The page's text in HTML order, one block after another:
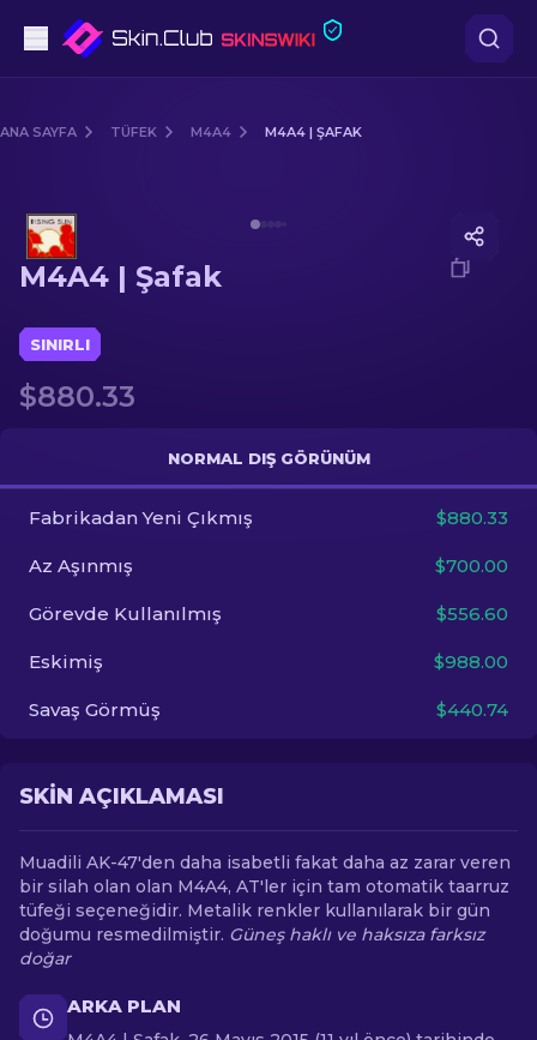
Tüfek
Dürbünlü Tüfek
Bıçaklar
Eldiven
Diğer
ANA SAYFA TÜFEK M4A4 M4A4 | ŞAFAK
M4A4 | Şafak
SINIRLI
$880.33
NORMAL DIŞ GÖRÜNÜM
Fabrikadan Yeni Çıkmış $880.33
Az Aşınmış $700.00
Görevde Kullanılmış $556.60
Eskimiş $988.00
Savaş Görmüş $440.74
SKIN AÇIKLAMASI
Muadili AK-47'den daha isabetli fakat daha az zarar veren
bir silah olan olan M4A4, AT'ler için tam otomatik taarruz
tüfeği seçeneğidir. Metalik renkler kullanılarak bir gün
doğumu resmedilmiştir. Güneş haklı ve haksıza farksız
doğar
ARKA PLAN